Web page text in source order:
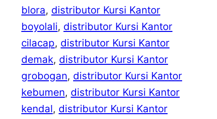
blora, distributor Kursi Kantor
boyolali, distributor Kursi Kantor
cilacap, distributor Kursi Kantor
demak, distributor Kursi Kantor
grobogan, distributor Kursi Kantor
kebumen, distributor Kursi Kantor
kendal, distributor Kursi Kantor